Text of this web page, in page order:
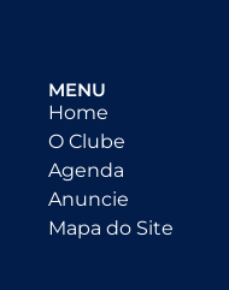
MENU
Home
O Clube
Agenda
Anuncie
Mapa do Site